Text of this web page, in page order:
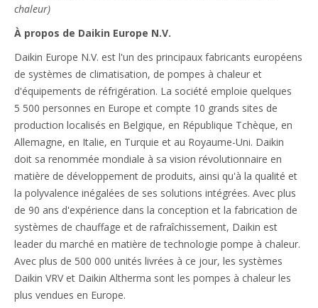
chaleur)
À propos de Daikin Europe N.V.
Daikin Europe N.V. est l'un des principaux fabricants européens
de systèmes de climatisation, de pompes à chaleur et
d'équipements de réfrigération. La société emploie quelques
5 500 personnes en Europe et compte 10 grands sites de
production localisés en Belgique, en République Tchèque, en
Allemagne, en Italie, en Turquie et au Royaume-Uni. Daikin
doit sa renommée mondiale à sa vision révolutionnaire en
matière de développement de produits, ainsi qu'à la qualité et
la polyvalence inégalées de ses solutions intégrées. Avec plus
de 90 ans d'expérience dans la conception et la fabrication de
systèmes de chauffage et de rafraîchissement, Daikin est
leader du marché en matière de technologie pompe à chaleur.
Avec plus de 500 000 unités livrées à ce jour, les systèmes
Daikin VRV et Daikin Altherma sont les pompes à chaleur les
plus vendues en Europe.